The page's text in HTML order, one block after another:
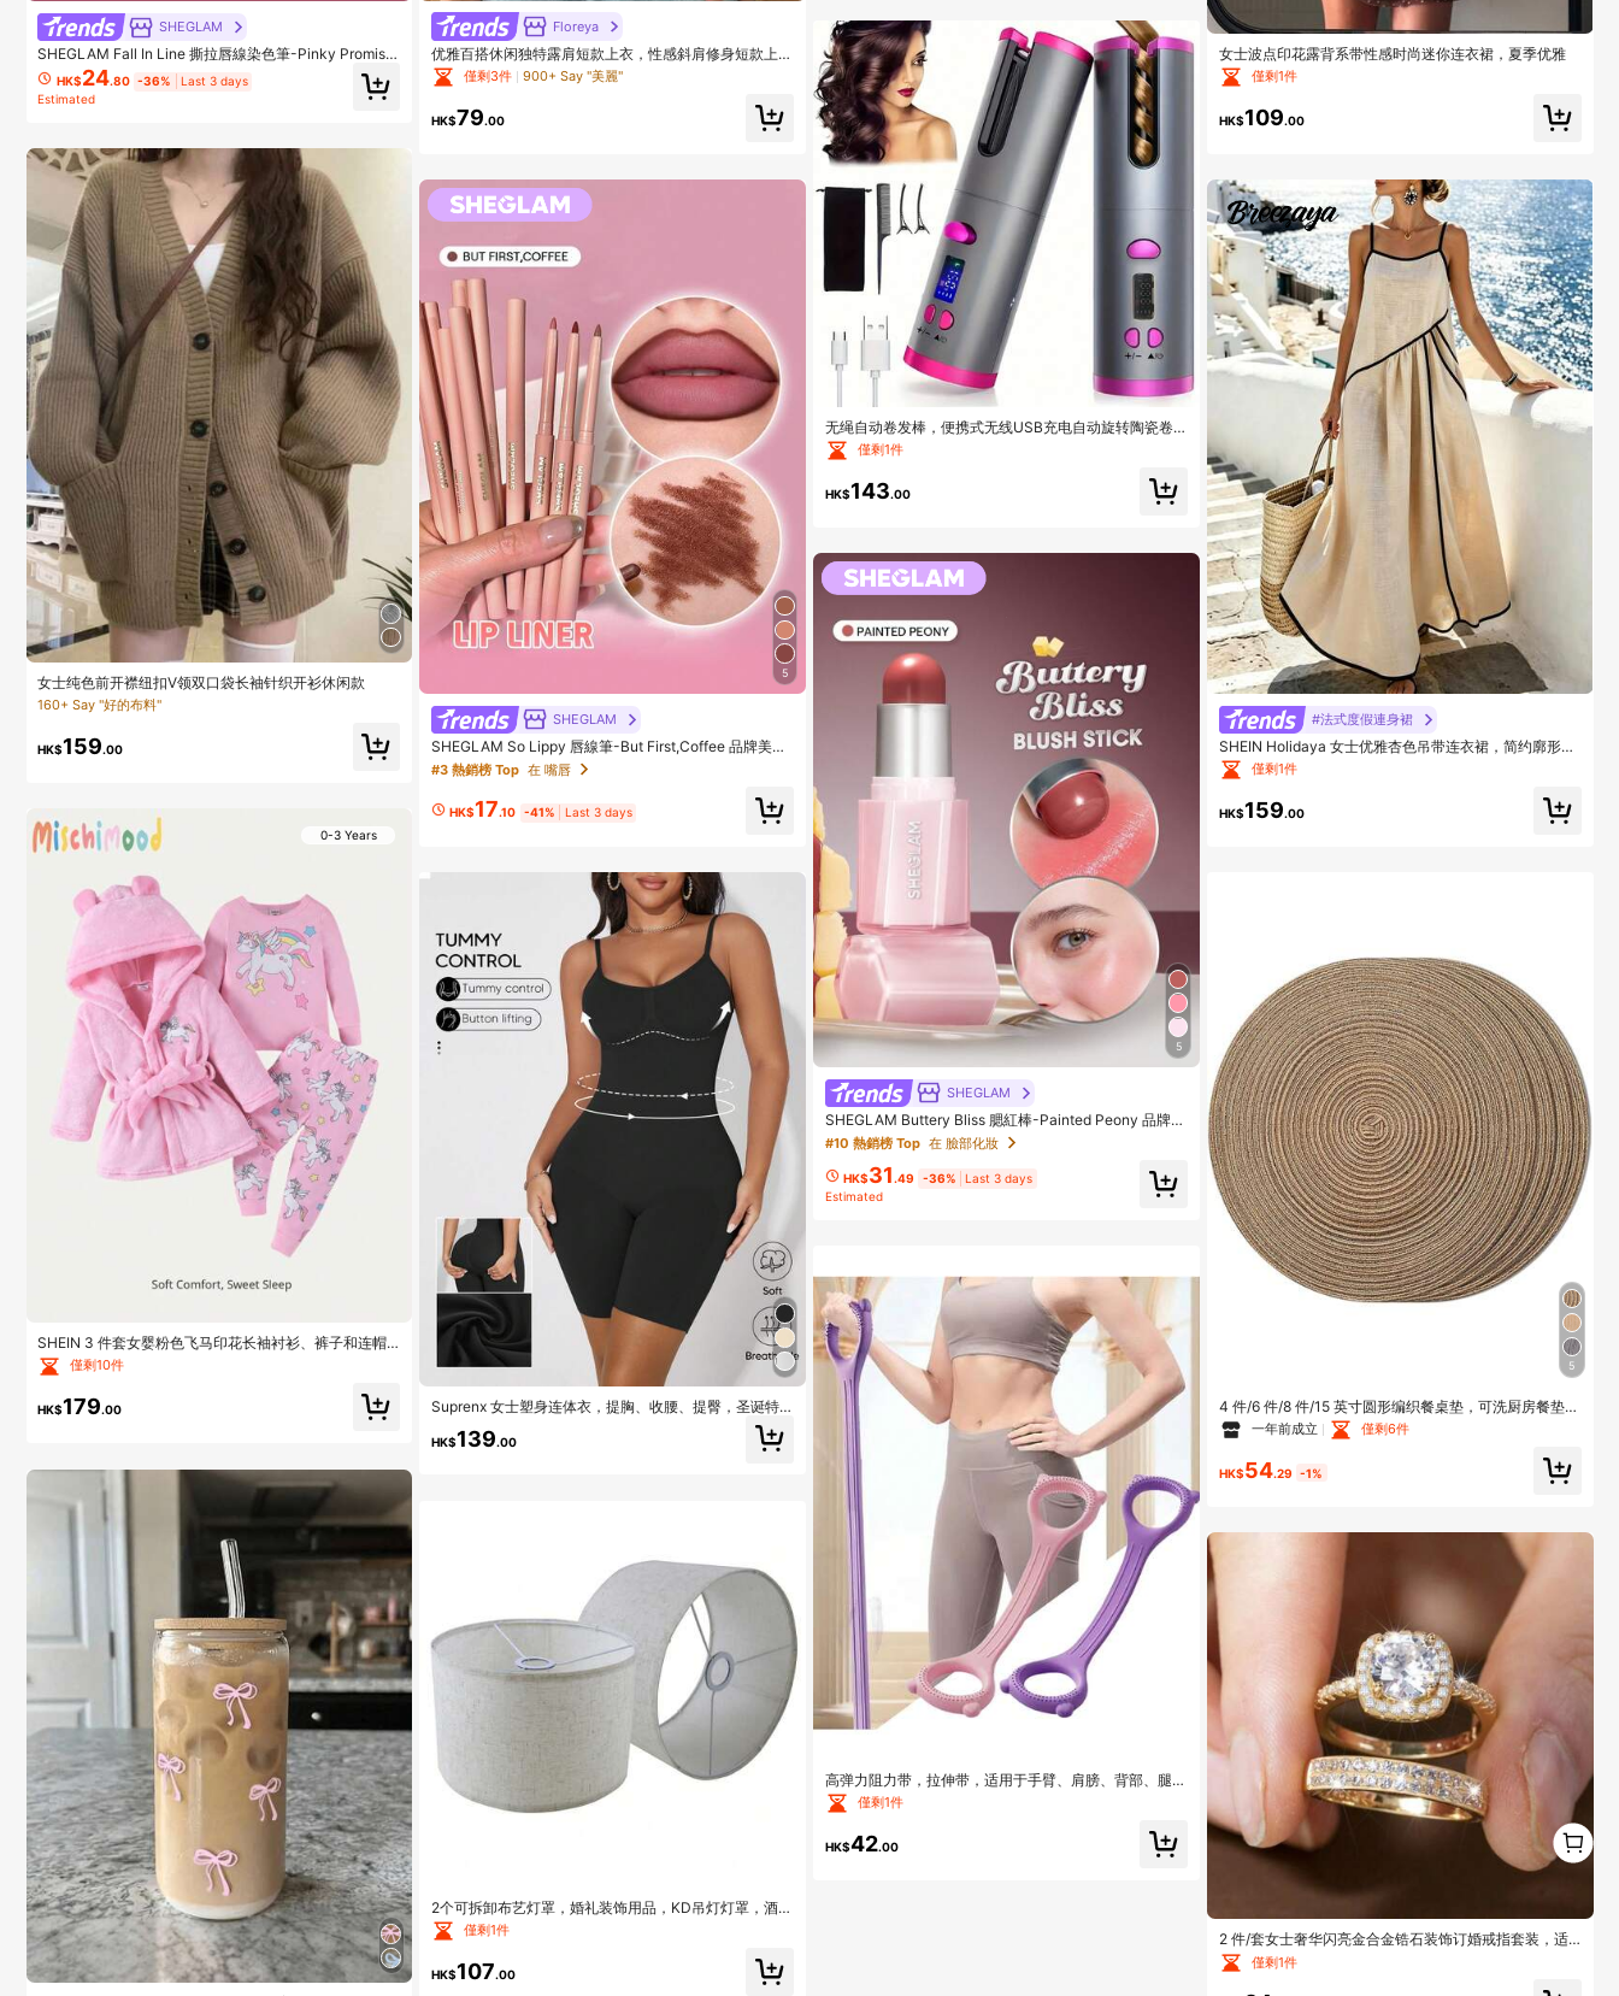
SHEGLAM
SHEGLAM Fall In Line 撕拉唇線染色筆-Pinky Promise
品牌美妝化妝品 適合女士與女孩
HK$24.80 -36%
Last 3 days
Estimated
女士纯色前开襟纽扣V领双口袋长袖针织开衫休闲款
160+ Say "好的布料"
HK$159.00
0-3 Years
SHEIN 3 件套女婴粉色飞马印花长袖衬衫、裤子和连帽
长袍舒适家居服
僅剩10件
HK$179.00
Floreya
优雅百搭休闲独特露肩短款上衣，性感斜肩修身短款上
衣，夏季必备
僅剩3件 900+ Say "美麗"
HK$79.00
5
SHEGLAM
SHEGLAM So Lippy 唇線筆-But First,Coffee 品牌美妝
化妝品 適合女士與女孩
#3 熱銷榜 Top 在 嘴唇
HK$17.10 -41% Last 3 days
Suprenx 女士塑身连体衣，提胸、收腰、提臀，圣诞特
HK$139.00
2个可拆卸布艺灯罩，婚礼装饰用品，KD吊灯灯罩，酒店
家居装饰落地灯灯罩，照明配件
僅剩1件
HK$107.00
无绳自动卷发棒，便携式无线USB充电自动旋转陶瓷卷
发棒，美发造型工具
僅剩1件
HK$143.00
5
SHEGLAM
SHEGLAM Buttery Bliss 腮紅棒-Painted Peony 品牌美
妝化妝品 適合女士與女孩
#10 熱銷榜 Top 在 臉部化妝
HK$31 .49 -36%
Last 3 days
Estimated
高弹力阻力带，拉伸带，适用于手臂、肩膀、背部、腿部
拉伸，上半身锻炼器材，便携式家用/办公弹力绳，适用
于瑜伽、普拉提、健身拉伸，8字形健身阻力带
僅剩1件
HK$42.00
女士波点印花露背系带性感时尚迷你连衣裙，夏季优雅
僅剩1件
HK$109.00
#法式度假連身裙
SHEIN Holidaya 女士优雅杏色吊带连衣裙，简约廓形设
计，适合海滩度假、休闲、假日、约会、通勤、晚宴等场
合。
僅剩1件
HK$159.00
5
4 件/6 件/8 件/15 英寸圆形编织餐桌垫，可洗厨房餐垫，
适合家庭聚会、婚礼派对（咖啡棕色）
一年前成立 僅剩6件
HK$54.29 -1%
2 件/套女士奢华闪亮金合金锆石装饰订婚戒指套装，适
合日常佩戴、婚礼订婚派对、情人节、生日礼物
僅剩1件
1
1